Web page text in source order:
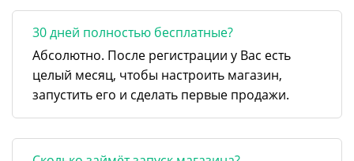
30 дней полностью бесплатные?
Абсолютно. После регистрации у Вас есть
целый месяц, чтобы настроить магазин,
запустить его и сделать первые продажи.